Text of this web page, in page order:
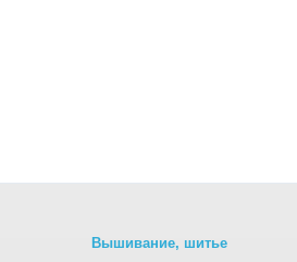
Вышивание, шитье